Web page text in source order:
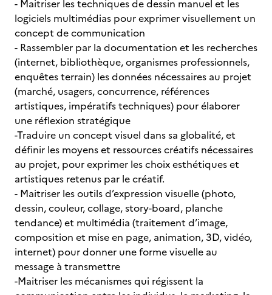
- Maitriser les techniques de dessin manuel et les
logiciels multimédias pour exprimer visuellement un
concept de communication
- Rassembler par la documentation et les recherches
(internet, bibliothèque, organismes professionnels,
enquêtes terrain) les données nécessaires au projet
(marché, usagers, concurrence, références
artistiques, impératifs techniques) pour élaborer
une réflexion stratégique
-Traduire un concept visuel dans sa globalité, et
définir les moyens et ressources créatifs nécessaires
au projet, pour exprimer les choix esthétiques et
artistiques retenus par le créatif.
- Maitriser les outils d’expression visuelle (photo,
dessin, couleur, collage, story-board, planche
tendance) et multimédia (traitement d’image,
composition et mise en page, animation, 3D, vidéo,
internet) pour donner une forme visuelle au
message à transmettre
-Maitriser les mécanismes qui régissent la